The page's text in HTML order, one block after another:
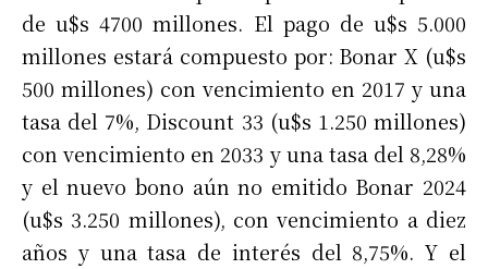
de u$s 4700 millones. El pago de u$s 5.000
millones estará compuesto por: Bonar X (u$s
500 millones) con vencimiento en 2017 y una
tasa del 7%, Discount 33 (u$s 1.250 millones)
con vencimiento en 2033 y una tasa del 8,28%
y el nuevo bono aún no emitido Bonar 2024
(u$s 3.250 millones), con vencimiento a diez
años y una tasa de interés del 8,75%. Y el